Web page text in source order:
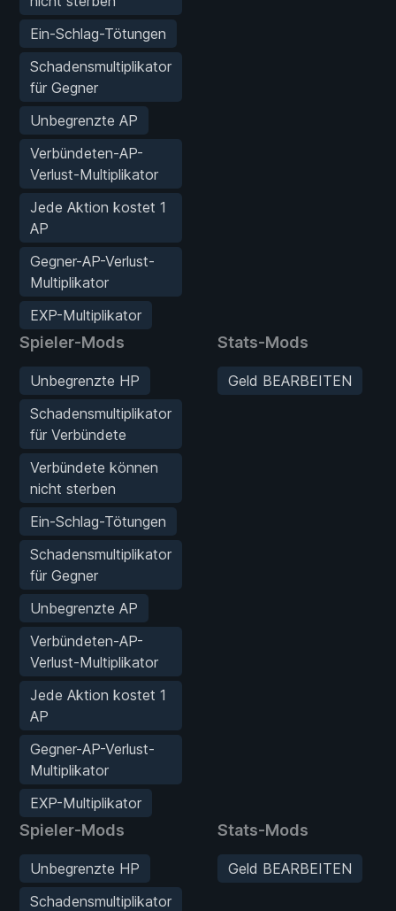
Ein-Schlag-Tötungen
Schadensmultiplikator
für Gegner
Unbegrenzte AP
Verbündeten-AP-
Verlust-Multiplikator
Jede Aktion kostet 1
AP
Gegner-AP-Verlust-
Multiplikator
EXP-Multiplikator
Spieler-Mods
Unbegrenzte HP
Schadensmultiplikator
für Verbündete
Verbündete können
nicht sterben
Ein-Schlag-Tötungen
Schadensmultiplikator
für Gegner
Unbegrenzte AP
Verbündeten-AP-
Verlust-Multiplikator
Jede Aktion kostet 1
AP
Gegner-AP-Verlust-
Multiplikator
EXP-Multiplikator
Stats-Mods
Geld BEARBEITEN
Spieler-Mods
Unbegrenzte HP
Schadensmultiplikator
Stats-Mods
Geld BEARBEITEN